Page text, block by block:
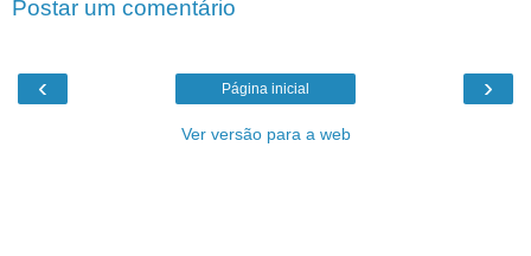
Postar um comentário
‹ ›
Página inicial
Ver versão para a web